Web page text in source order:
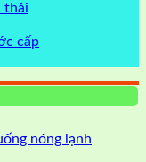
thải
cấp